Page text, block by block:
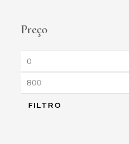
Preço
FILTRO